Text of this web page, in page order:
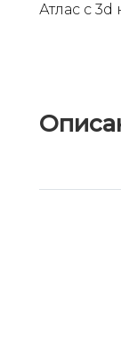
Атлас с